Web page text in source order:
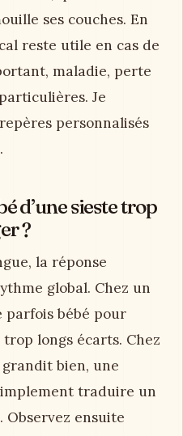
ses couches. En
reste utile en cas de
maladie, perte
Je
personnalisés
d’une sieste trop
?
la réponse
global. Chez un
parfois bébé pour
longs écarts. Chez
bien, une
traduire un
ensuite